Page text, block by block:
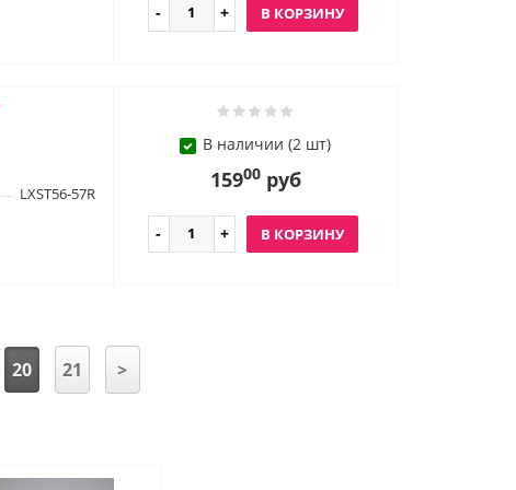
В КОРЗИНУ
LXST56-57R
В наличии (2 шт)
15900руб
В КОРЗИНУ
20 21 >